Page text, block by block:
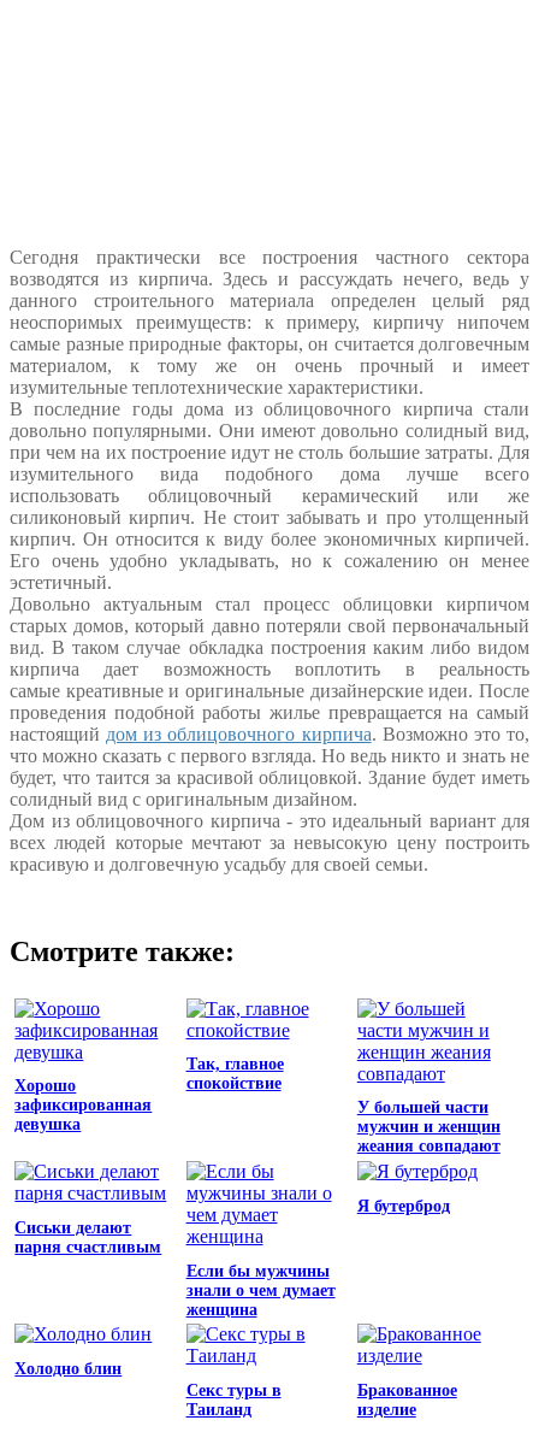
Сегодня практически все построения частного сектора
возводятся из кирпича. Здесь и рассуждать нечего, ведь у
данного строительного материала определен целый ряд
неоспоримых преимуществ: к примеру, кирпичу нипочем
самые разные природные факторы, он считается долговечным
материалом, к тому же он очень прочный и имеет
изумительные теплотехнические характеристики.
В последние годы дома из облицовочного кирпича стали
довольно популярными. Они имеют довольно солидный вид,
при чем на их построение идут не столь большие затраты. Для
изумительного вида подобного дома лучше всего
использовать облицовочный керамический или же
силиконовый кирпич. Не стоит забывать и про утолщенный
кирпич. Он относится к виду более экономичных кирпичей.
Его очень удобно укладывать, но к сожалению он менее
эстетичный.
Довольно актуальным стал процесс облицовки кирпичом
старых домов, который давно потеряли свой первоначальный
вид. В таком случае обкладка построения каким либо видом
кирпича дает возможность воплотить в реальность
самые креативныеи оригинальные дизайнерские идеи. После
проведения подобной работы жилье превращается на самый
настоящий дом из облицовочного кирпича. Возможно это то,
что можно сказать с первого взгляда. Но ведь никто и знать не
будет, что таится за красивой облицовкой. Здание будет иметь
солидный вид с оригинальным дизайном.
Дом из облицовочного кирпича - это идеальный вариант для
всех людей которые мечтают за невысокую цену построить
красивую и долговечную усадьбу для своей семьи.
Смотрите также:
Хорошо
зафиксированная
девушка
Так, главное
спокойствие
У большей части
мужчин и женщин
жеания совпадают
Сиськи делают
парня счастливым
Если бы мужчины
знали о чем думает
женщина
Я бутерброд
Холодно блин
Секс туры в
Таиланд
Бракованное
изделие